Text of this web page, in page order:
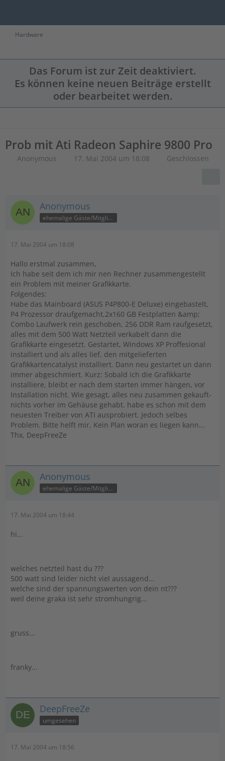
Hardware
Das Forum ist zur Zeit deaktiviert.
Es können keine neuen Beiträge erstellt
oder bearbeitet werden.
Prob mit Ati Radeon Saphire 9800 Pro
Anonymous 17. Mai 2004 um 18:08 Geschlossen
Anonymous
ehemalige Gäste/Mitglieder
17. Mai 2004 um 18:08
Hallo erstmal zusammen,
Ich habe seit dem ich mir nen Rechner zusammengestellt
ein Problem mit meiner Grafikkarte.
Folgendes:
Habe das Mainboard (ASUS P4P800-E Deluxe) eingebastelt,
P4 Prozessor draufgemacht,2x160 GB Festplatten &amp;
Combo Laufwerk rein geschoben, 256 DDR Ram raufgesetzt,
alles mit dem 500 Watt Netzteil verkabelt dann die
Grafikkarte eingesetzt. Gestartet, Windows XP Proffesional
installiert und als alles lief, den mitgelieferten
Grafikkartencatalyst installiert. Dann neu gestartet un dann
immer abgeschmiert. Kurz: Sobald ich die Grafikkarte
installiere, bleibt er nach dem starten immer hängen, vor
Installation nicht. Wie gesagt, alles neu zusammen gekauft-
nichts vorher im Gehäuse gehabt. habe es schon mit dem
neuesten Treiber von ATI ausprobiert. Jedoch selbes
Problem. Bitte helft mir, Kein Plan woran es liegen kann...
Thx, DeepFreeZe
Anonymous
ehemalige Gäste/Mitglieder
17. Mai 2004 um 18:44
hi...
welches netzteil hast du ???
500 watt sind leider nicht viel aussagend...
welche sind der spannungswerten von dein nt???
weil deine graka ist sehr stromhungrig...
gruss...
franky...
DeepFreeZe
umgesehen
17. Mai 2004 um 18:56